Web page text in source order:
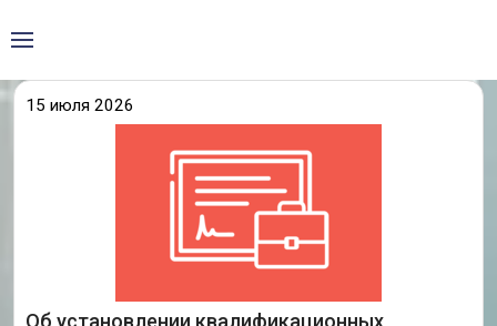
15 июля 2026
Об установлении квалификационных
Опубликовано распоряжение министерства
заседания аттестационной комиссии Иркутской
области от 9 июля 2026 года.
Ознакомиться с распоряжением министерства
образования Иркутской области «Об установлении
педагогическим работникам квалификационной